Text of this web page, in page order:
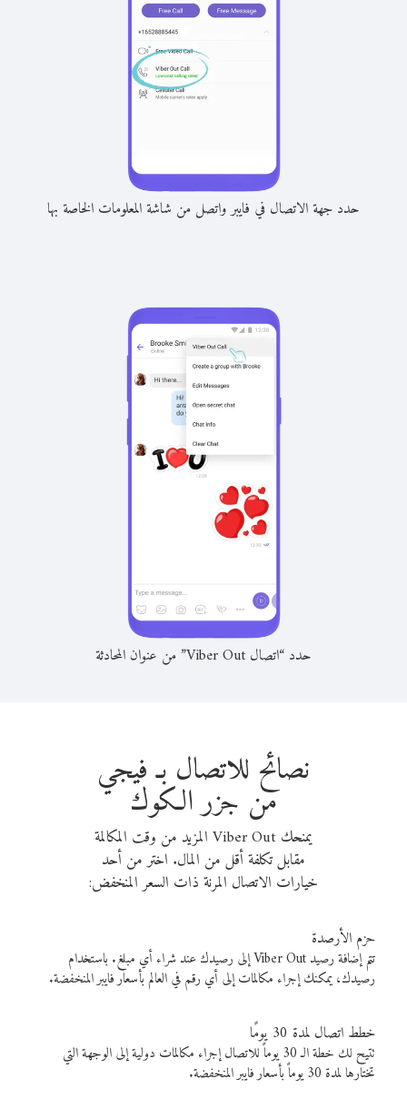
حدد جهة الاتصال في فايبر واتصل من شاشة المعلومات الخاصة بها
حدد “اتصال Viber Out” من عنوان المحادثة
نصائح للاتصال بـ فيجي
من جزر الكوك
يمنحك Viber Out المزيد من وقت المكالمة
مقابل تكلفة أقل من المال. اختر من أحد
خيارات الاتصال المرنة ذات السعر المنخفض:
حزم الأرصدة
تتم إضافة رصيد Viber Out إلى رصيدك عند شراء أي مبلغ. باستخدام
رصيدك، يمكنك إجراء مكالمات إلى أي رقم في العالم بأسعار فايبر المنخفضة.
خطط اتصال لمدة 30 يومًا
تتيح لك خطة الـ 30 يوماً للاتصال إجراء مكالمات دولية إلى الوجهة التي
تختارها لمدة 30 يوماً بأسعار فايبر المنخفضة.